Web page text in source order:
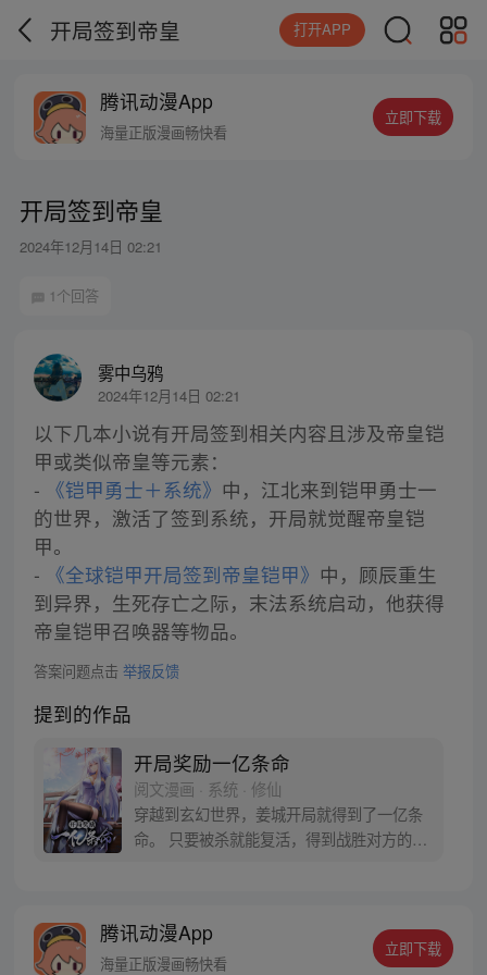
开局签到帝皇 打开APP
腾讯动漫App
海量正版漫画畅快看
立即下载
开局签到帝皇
2024年12月14日 02:21
1个回答
雾中乌鸦
2024年12月14日 02:21
以下几本小说有开局签到相关内容且涉及帝皇铠
甲或类似帝皇等元素：
- 《铠甲勇士＋系统》 中，江北来到铠甲勇士一
的世界，激活了签到系统，开局就觉醒帝皇铠
甲。
- 《全球铠甲开局签到帝皇铠甲》 中，顾辰重生
到异界，生死存亡之际，末法系统启动，他获得
帝皇铠甲召唤器等物品。
答案问题点击 举报反馈
提到的作品
开局奖励一亿条命
阅文漫画 · 系统 · 修仙
穿越到玄幻世界，姜城开局就得到了一亿条
命。 只要被杀就能复活，得到战胜对方的随
复活…】
腾讯动漫App
海量正版漫画畅快看
立即下载